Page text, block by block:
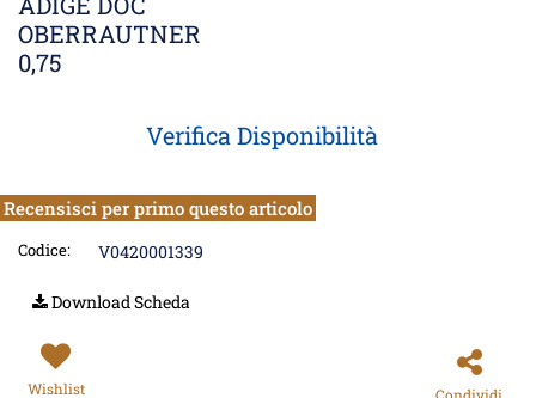
OBERRAUTNER
0,75
Verifica Disponibilità
Recensisci per primo questo articolo
Codice: V0420001339
Download Scheda
Wishlist Condividi